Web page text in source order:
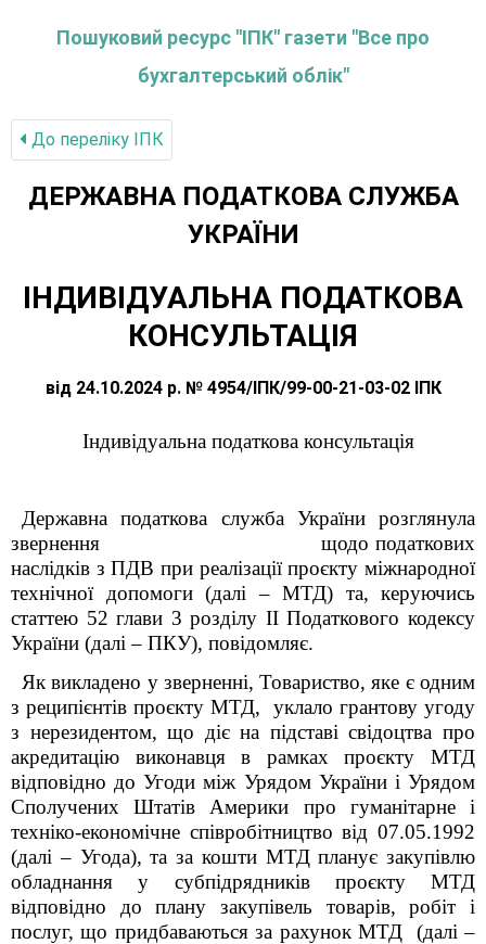
Пошуковий ресурс "ІПК" газети "Все про
бухгалтерський облік"
До переліку IПК
ДЕРЖАВНА ПОДАТКОВА СЛУЖБА
УКРАЇНИ
ІНДИВІДУАЛЬНА ПОДАТКОВА
КОНСУЛЬТАЦІЯ
від 24.10.2024 р. № 4954/ІПК/99-00-21-03-02 ІПК
Індивідуальна податкова консультація
Державна податкова служба України розглянула
звернення щодо податкових
наслідків з ПДВ при реалізації проєкту міжнародної
технічної допомоги (далі – МТД) та, керуючись
статтею 52 глави 3 розділу ІІ Податкового кодексу
України (далі – ПКУ), повідомляє.
Як викладено у зверненні, Товариство, яке є одним
з реципієнтів проєкту МТД, уклало грантову угоду
з нерезидентом, що діє на підставі свідоцтва про
акредитацію виконавця в рамках проєкту МТД
відповідно до Угоди між Урядом України і Урядом
Сполучених Штатів Америки про гуманітарне і
техніко-економічне співробітництво від 07.05.1992
(далі – Угода), та за кошти МТД планує закупівлю
обладнання у субпідрядників проєкту МТД
відповідно до плану закупівель товарів, робіт і
послуг, що придбаваються за рахунок МТД (далі –